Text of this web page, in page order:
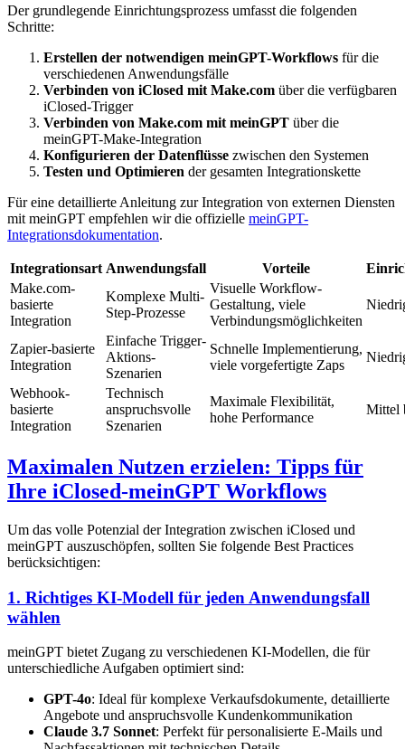
Der grundlegende Einrichtungsprozess umfasst die folgenden
Schritte:
Erstellen der notwendigen meinGPT-Workflows für die
verschiedenen Anwendungsfälle
Verbinden von iClosed mit Make.com über die verfügbaren
iClosed-Trigger
Verbinden von Make.com mit meinGPT über die
meinGPT-Make-Integration
Konfigurieren der Datenflüsse zwischen den Systemen
Testen und Optimieren der gesamten Integrationskette
Für eine detaillierte Anleitung zur Integration von externen Diensten
mit meinGPT empfehlen wir die offizielle meinGPT-
Integrationsdokumentation.
Integrationsart Anwendungsfall Vorteile
Make.com-
basierte
Integration
Komplexe Multi-
Step-Prozesse
Visuelle Workflow-
Gestaltung, viele
Verbindungsmöglichkeiten
Zapier-basierte
Integration
Einfache Trigger-
Aktions-
Szenarien
Schnelle Implementierung,
viele vorgefertigte Zaps
Webhook-
basierte
Integration
Technisch
anspruchsvolle
Szenarien
Maximale Flexibilität,
hohe Performance
Mittel
Maximalen Nutzen erzielen: Tipps für
Ihre iClosed-meinGPT Workflows
Um das volle Potenzial der Integration zwischen iClosed und
meinGPT auszuschöpfen, sollten Sie folgende Best Practices
berücksichtigen:
1. Richtiges KI-Modell für jeden Anwendungsfall
wählen
meinGPT bietet Zugang zu verschiedenen KI-Modellen, die für
unterschiedliche Aufgaben optimiert sind:
GPT-4o: Ideal für komplexe Verkaufsdokumente, detaillierte
Angebote und anspruchsvolle Kundenkommunikation
Claude 3.7 Sonnet: Perfekt für personalisierte E-Mails und